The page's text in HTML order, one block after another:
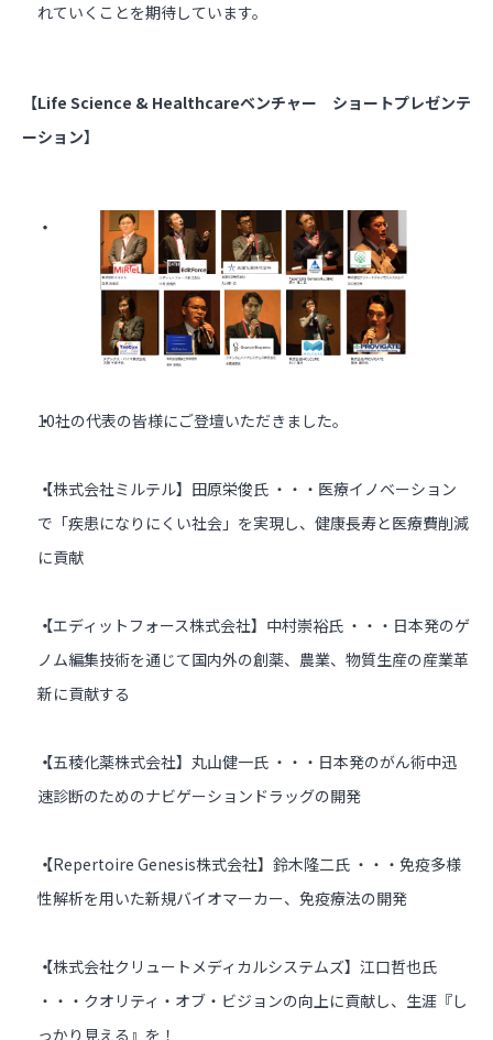
れていくことを期待しています。
【Life Science & Healthcareベンチャー ショートプレゼンテ
ーション】
10社の代表の皆様にご登壇いただきました。
【株式会社ミルテル】田原栄俊氏 ・・・医療イノベーション
で「疾患になりにくい社会」を実現し、健康長寿と医療費削減
に貢献
【エディットフォース株式会社】中村崇裕氏 ・・・日本発のゲ
ノム編集技術を通じて国内外の創薬、農業、物質生産の産業革
新に貢献する
【五稜化薬株式会社】丸山健一氏 ・・・日本発のがん術中迅
速診断のためのナビゲーションドラッグの開発
【Repertoire Genesis株式会社】鈴木隆二氏 ・・・免疫多様
性解析を用いた新規バイオマーカー、免疫療法の開発
【株式会社クリュートメディカルシステムズ】江口哲也氏
・・・クオリティ・オブ・ビジョンの向上に貢献し、生涯『し
っかり見える』を！